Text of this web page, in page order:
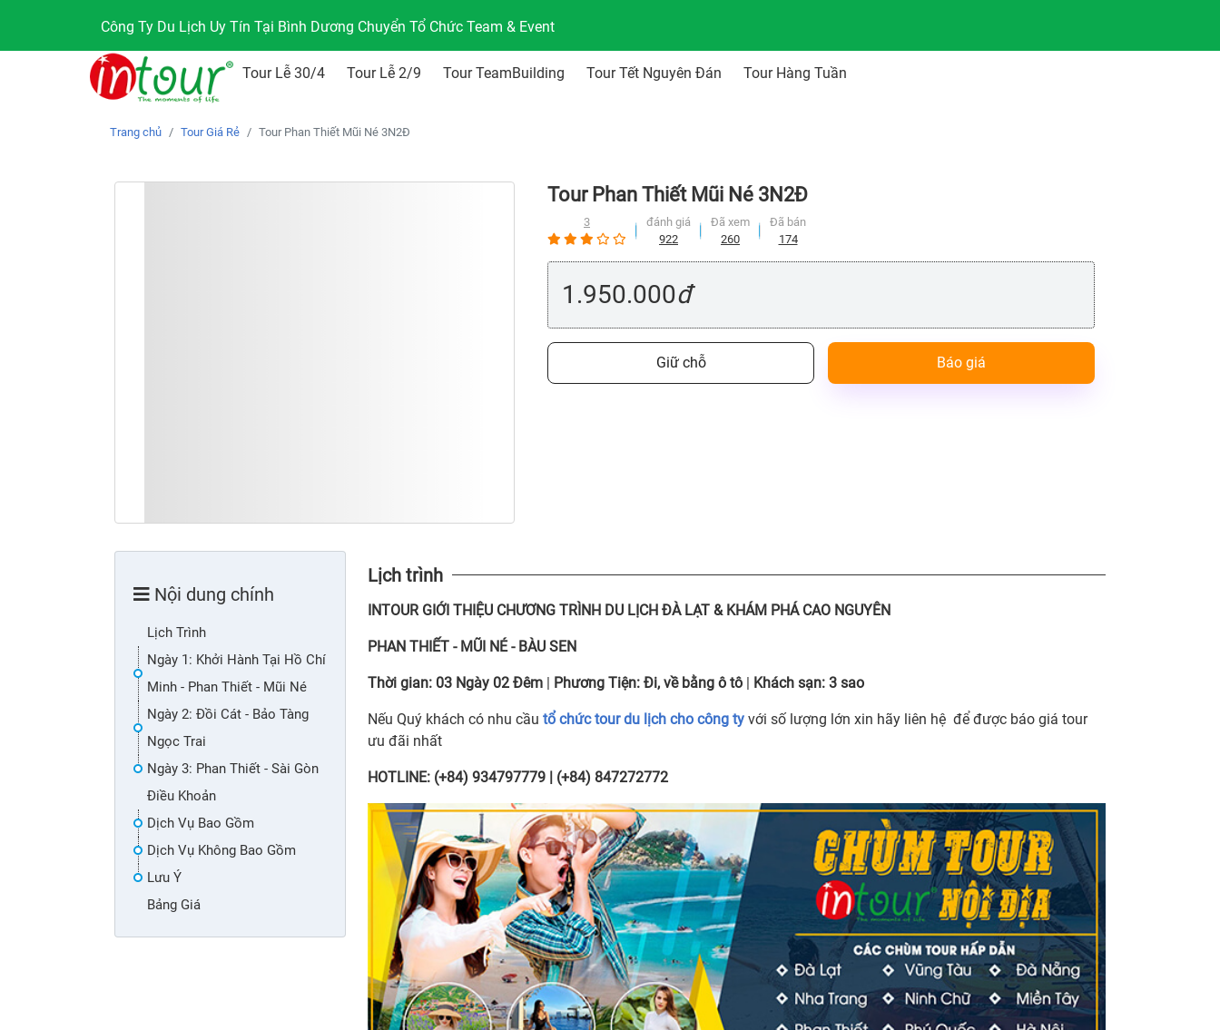
Công Ty Du Lịch Uy Tín Tại Bình Dương Chuyển Tổ Chức Team & Event
Tour Lễ 30/4 Tour Lễ 2/9 Tour TeamBuilding Tour Tết Nguyên Đán Tour Hàng Tuần
Trang chủ Tour Giá Rẻ Tour Phan Thiết Mũi Né 3N2Đ
Tour Phan Thiết Mũi Né 3N2Đ
3
đánh giá
922
Đã xem
260
Đã bán
174
1.950.000đ
Giữ chỗ Báo giá
Nội dung chính
Lịch Trình
Ngày 1: Khởi Hành Tại Hồ Chí
Minh - Phan Thiết - Mũi Né
Ngày 2: Đồi Cát - Bảo Tàng
Ngọc Trai
Ngày 3: Phan Thiết - Sài Gòn
Điều Khoản
Dịch Vụ Bao Gồm
Dịch Vụ Không Bao Gồm
Lưu Ý
Bảng Giá
Lịch trình
INTOUR GIỚI THIỆU CHƯƠNG TRÌNH DU LỊCH ĐÀ LẠT & KHÁM PHÁ CAO NGUYÊN
PHAN THIẾT - MŨI NÉ - BÀU SEN
Thời gian: 03 Ngày 02 Đêm | Phương Tiện: Đi, về bằng ô tô | Khách sạn: 3 sao
Nếu Quý khách có nhu cầu tổ chức tour du lịch cho công ty với số lượng lớn xin hãy liên hệ để được báo giá tour
ưu đãi nhất
HOTLINE: (+84) 934797779 | (+84) 847272772